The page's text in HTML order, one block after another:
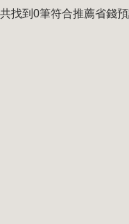
共找到0筆符合推薦省錢